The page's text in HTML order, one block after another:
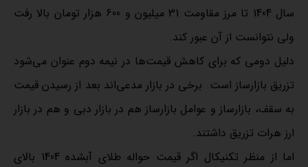
سال 1404 تا مرز مقاومت 31 میلیون و 600 هزار تومان بالا رفت
ولی نتوانست از آن عبور کند.
دلیل دومی که برای کاهش قیمت‌ها در نیمه دوم عنوان می‌شود
تزریق بازارساز است. برخی در بازار مدعی‌اند بعد از رسیدن قیمت
به سقف،‌ بازارساز و عوامل بازارساز هم در بازار دبی و هم در بازار
ارز هرات تزریق داشتند.
اما از منظر تکنیکال اگر قیمت حواله طلای آبشده 1404 بالای